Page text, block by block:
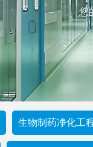
您
生物制药净化工